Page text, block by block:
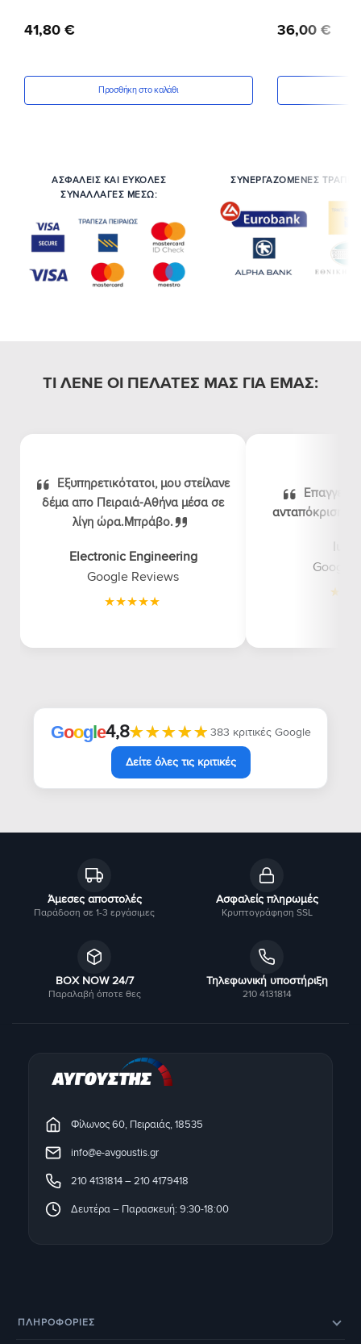
41,80 €
Προσθήκη στο καλάθι
36,00 €
Άμεσες αποστολές
Παράδοση σε 1-3 εργάσιμες
Ασφαλείς πληρωμές
Κρυπτογράφηση SSL
BOX NOW 24/7
Παραλαβή όποτε θες
Τηλεφωνική υποστήριξη
210 4131814
ΑΣΦΑΛΕΙΣ ΚΑΙ ΕΥΚΟΛΕΣ
ΣΥΝΑΛΛΑΓΕΣ ΜΕΣΩ:
ΣΥΝΕΡΓΑΖΟΜΕΝΕΣ
ΤΙ ΛΕΝΕ ΟΙ ΠΕΛΑΤΕΣ ΜΑΣ ΓΙΑ ΕΜΑΣ:
Εξυπηρετικότατοι, μου στείλανε
δέμα απο Πειραιά-Αθήνα μέσα σε
λίγη ώρα.Μπράβο.
Electronic Engineering
Google Reviews
ανταπόκριση,
Google
Google4,8★★★★★
★★★★★ 383 κριτικές Google
Δείτε όλες τις κριτικές
Φίλωνος 60, Πειραιάς, 18535
info@e-avgoustis.gr
210 4131814–210 4179418
Δευτέρα – Παρασκευή: 9:30-18:00
ΠΛΗΡΟΦΟΡΊΕΣ